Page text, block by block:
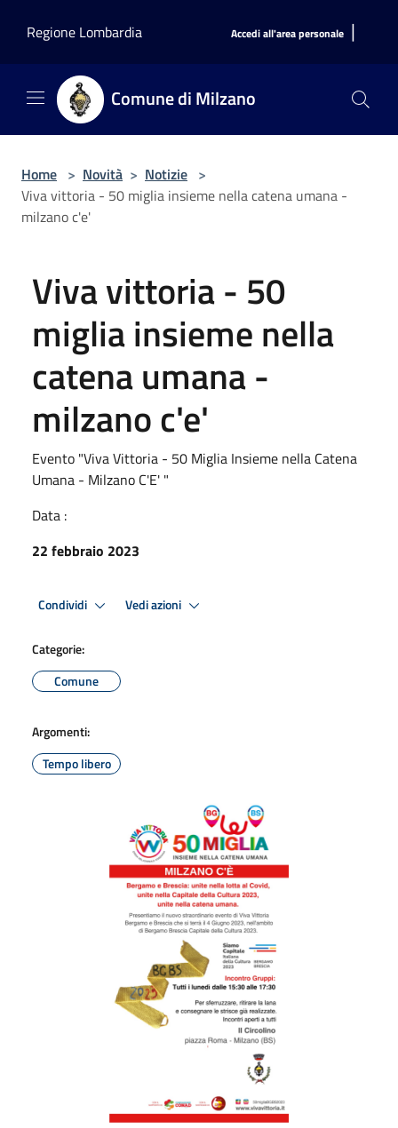
Regione Lombardia
Accedi all'area personale |
Comune di Milzano
Home > Novità > Notizie >
Viva vittoria - 50 miglia insieme nella catena umana -
milzano c'e'
Viva vittoria - 50
miglia insieme nella
catena umana -
milzano c'e'
Evento "Viva Vittoria - 50 Miglia Insieme nella Catena
Umana - Milzano C'E' "
Data :
22 febbraio 2023
Condividi Vedi azioni
Categorie:
Comune
Argomenti:
Tempo libero